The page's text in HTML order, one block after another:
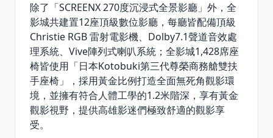
除了「SCREENX 270度沉浸式全景影廳」外，全
影城共建置12座頂級數位影廳，每廳皆配備頂級
Christie RGB 雷射電影機、Dolby7.1聲道音效處
理系統、Vive陣列式喇叭系統；全影城1,428席座
椅皆使用「日本Kotobuki第三代尊榮商務艙雙扶
手座椅」，採用黃金比例打造全面無死角觀影環
境，並擁有符合人體工學的1.2米階深，享有黃金
觀影視野，提供高雄影迷們極致舒適的觀影享
受。